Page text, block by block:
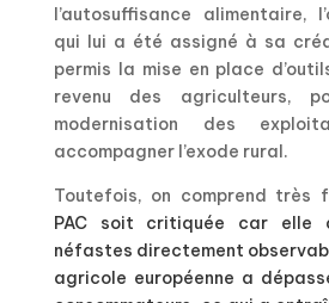
l’autosuffisance alimentaire,
qui lui a été assigné à sa
permis la mise en place
revenu des agriculteurs,
modernisation des
accompagner l’exode rural.
Toutefois, on comprend très
PAC soit critiquée car elle
néfastes directement
agricole européenne a